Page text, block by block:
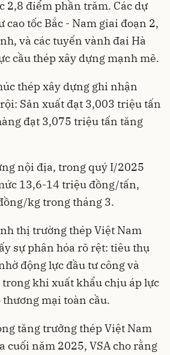
2,8 điểm phần trăm. Các dự
cao tốc Bắc - Nam giai đoạn 2,
và các tuyến vành đai Hà
cầu thép xây dựng mạnh mẽ.
thép xây dựng ghi nhận
Sản xuất đạt 3,003 triệu tấn
đạt 3,075 triệu tấn tăng
nội địa, trong quý I/2025
13,6-14 triệu đồng/tấn,
kg trong tháng 3.
thị trường thép Việt Nam
sự phân hóa rõ rệt: tiêu thụ
động lực đầu tư công và
khi xuất khẩu chịu áp lực
mại toàn cầu.
tăng trưởng thép Việt Nam
cuối năm 2025, VSA cho rằng